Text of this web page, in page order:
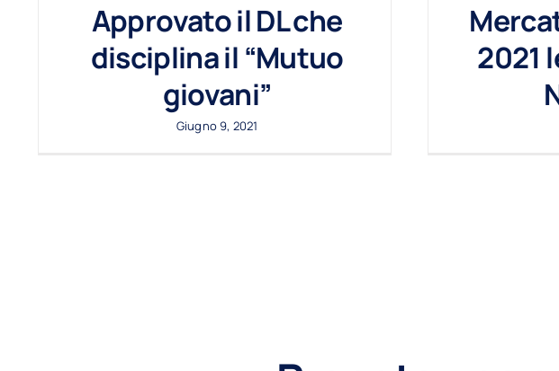
Approvato il DL che
disciplina il “Mutuo
giovani”
Giugno 9, 2021
2021